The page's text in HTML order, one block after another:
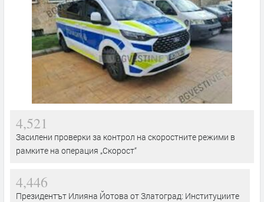
4,521
Засилени проверки за контрол на скоростните режими в
рамките на операция „Скорост“
4,446
Президентът Илияна Йотова от Златоград: Институциите